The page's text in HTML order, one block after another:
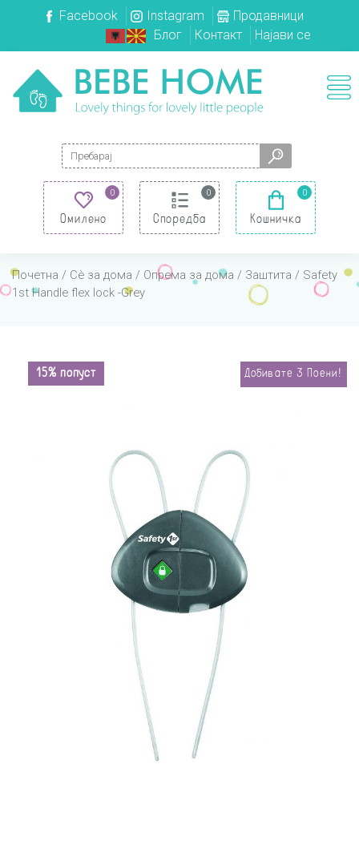
Facebook Instagram
Продавници
Блог
Контакт Најави се
Search for:
0
Омилено
0
Споредба
0
Кошничка
Почетна / Сè за дома / Опрема за дома / Заштита / Safety
1st Handle flex lock -Grey
15% попуст Добивате3 Поени!